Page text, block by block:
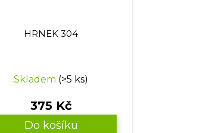
HRNEK 304
Skladem (>5 ks)
375 Kč
Do košíku